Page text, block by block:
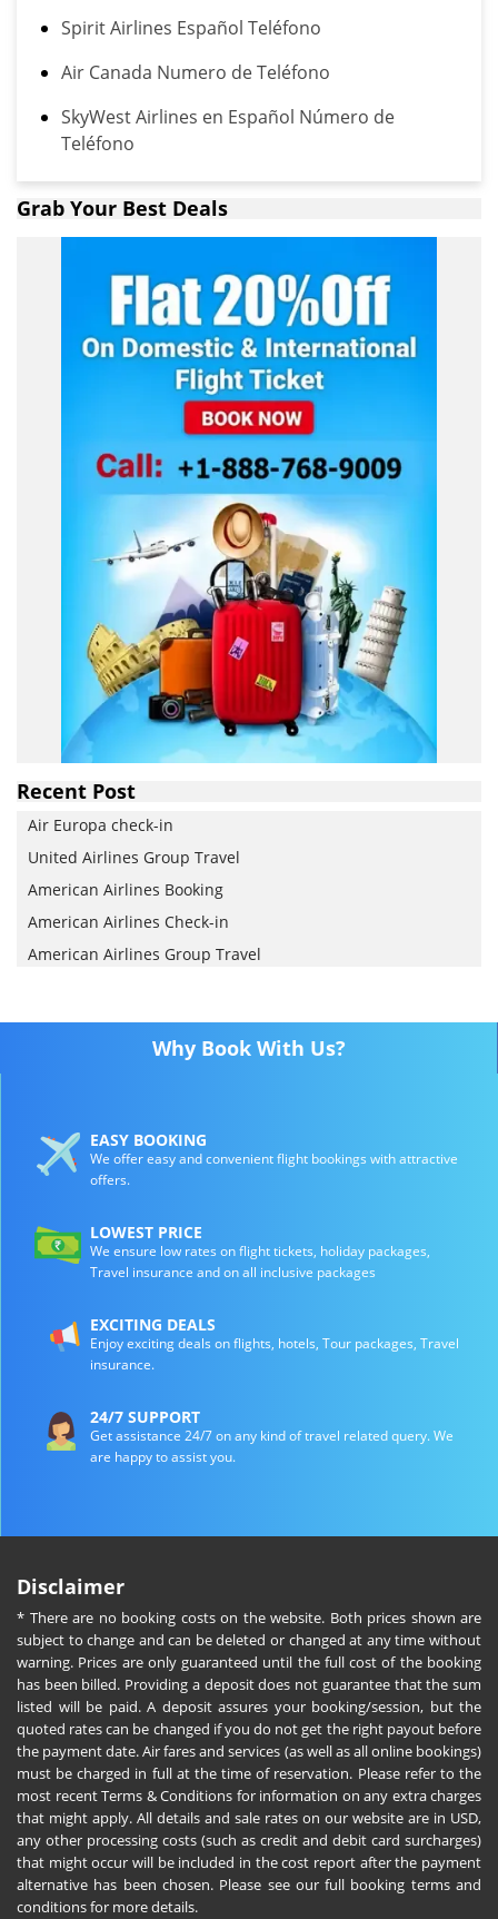
Spirit Airlines Español Teléfono
Air Canada Numero de Teléfono
SkyWest Airlines en Español Número de
Teléfono
Grab Your Best Deals
Recent Post
Air Europa check-in
United Airlines Group Travel
American Airlines Booking
American Airlines Check-in
American Airlines Group Travel
Why Book With Us?
EASY BOOKING
We offer easy and convenient flight bookings with attractive
offers.
LOWEST PRICE
We ensure low rates on flight tickets, holiday packages,
Travel insurance and on all inclusive packages
EXCITING DEALS
Enjoy exciting deals on flights, hotels, Tour packages, Travel
insurance.
24/7 SUPPORT
Get assistance 24/7 on any kind of travel related query. We
are happy to assist you.
Disclaimer
* There are no booking costs on the website. Both prices shown are
subject to change and can be deleted or changed at any time without
warning. Prices are only guaranteed until the full cost of the booking
has been billed. Providing a deposit does not guarantee that the sum
listed will be paid. A deposit assures your booking/session, but the
quoted rates can be changed if you do not get the right payout before
the payment date. Air fares and services (as well as all online bookings)
must be charged in full at the time of reservation. Please refer to the
most recent Terms & Conditions for information on any extra charges
that might apply. All details and sale rates on our website are in USD,
any other processing costs (such as credit and debit card surcharges)
that might occur will be included in the cost report after the payment
alternative has been chosen. Please see our full booking terms and
conditions for more details.